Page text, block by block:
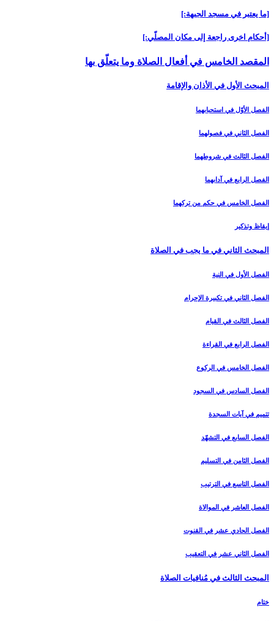
[ما يعتبر في مسجد الجبهة:]
[أحكام اخرى راجعة إلى مكان المصلّي:]
المقصد الخامس في أفعال الصلاة وما يتعلّق بها
المبحث الأول في الأذان والإقامة
الفصل الأوّل في استحبابهما
الفصل الثاني في فصولهما
الفصل الثالث في شروطهما
الفصل الرابع في آدابهما
الفصل الخامس في حكم من تركهما
إيقاظ وتذكير
المبحث الثاني في ما يجب في الصلاة
الفصل الأول في النية
الفصل الثاني في تكبيرة الإحرام
الفصل الثالث في القيام
الفصل الرابع في القراءة
الفصل الخامس في الركوع
الفصل السادس في السجود
تتميم في آيات السجدة
الفصل السابع في التشهّد
الفصل الثامن في التسليم
الفصل التاسع في الترتيب
الفصل العاشر في الموالاة
الفصل الحادي عشر في القنوت
الفصل الثاني عشر في التعقيب
المبحث الثالث في مُنافيات الصلاة
ختام